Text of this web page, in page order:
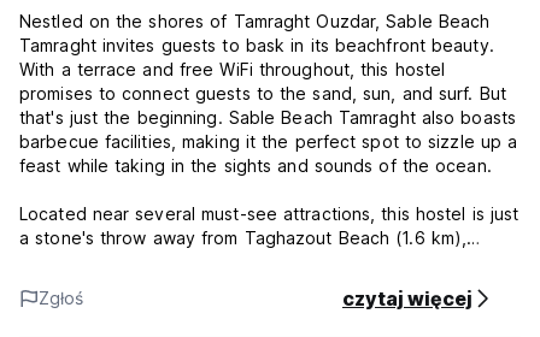
Nestled on the shores of Tamraght Ouzdar, Sable Beach
Tamraght invites guests to bask in its beachfront beauty.
With a terrace and free WiFi throughout, this hostel
promises to connect guests to the sand, sun, and surf. But
that's just the beginning. Sable Beach Tamraght also boasts
barbecue facilities, making it the perfect spot to sizzle up a
feast while taking in the sights and sounds of the ocean.
Located near several must-see attractions, this hostel is just
a stone's throw away from Taghazout Beach (1.6 km),
can cook up a storm in the shared kitchen or lounge in the
shared lounge. Currency exchange services are also
Zgłoś czytaj więcej